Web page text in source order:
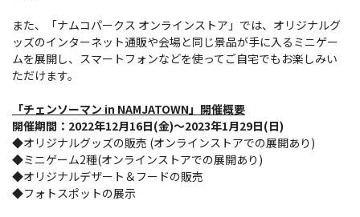
また、「ナムコパークス オンラインストア」では、オリジナルグ
ッズのインターネット通販や会場と同じ景品が手に入るミニゲー
ムを展開し、スマートフォンなどを使ってご自宅でもお楽しみい
ただけます。
「チェンソーマン in NAMJATOWN」 開催概要
開催期間：2022年12月16日(金)～2023年1月29日(日)
◆オリジナルグッズの販売 (オンラインストアでの展開あり)
◆ミニゲーム2種(オンラインストアでの展開あり)
◆オリジナルデザート＆フードの販売
◆フォトスポットの展示